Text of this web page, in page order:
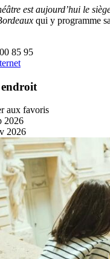
est aujourd’hui le
qui y programme
85 95
aux favoris
2026
2026